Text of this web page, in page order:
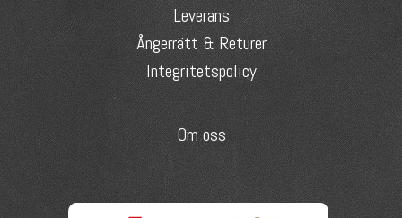
Leverans
Ångerrätt & Returer
Integritetspolicy
Om oss